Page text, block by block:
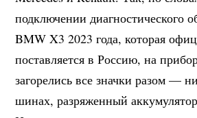
подключении диагностического
BMW X3 2023 года, которая
поставляется в Россию, на
загорелись все значки разом —
шинах, разряженный